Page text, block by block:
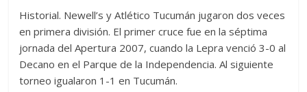
Historial. Newell’s y Atlético Tucumán jugaron dos veces
en primera división. El primer cruce fue en la séptima
jornada del Apertura 2007, cuando la Lepra venció 3-0 al
Decano en el Parque de la Independencia. Al siguiente
torneo igualaron 1-1 en Tucumán.